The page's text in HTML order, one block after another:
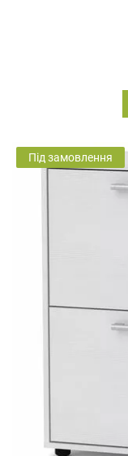
Під замовлення